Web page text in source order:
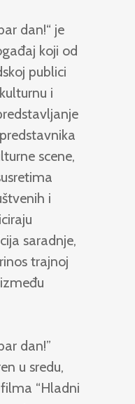
dan!“ je
koji od
publici
i
scene,
i
saradnje,
trajnoj
dan!”
u sredu,
“Hladni